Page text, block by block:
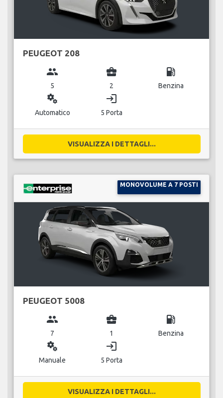
PEUGEOT 208
group
5
business_center
2
local_gas_station
Benzina
miscellaneous_services
Automatico
login
5 Porta
VISUALIZZA I DETTAGLI...
MONOVOLUME A 7 POSTI
PEUGEOT 5008
group
7
business_center
1
local_gas_station
Benzina
miscellaneous_services
Manuale
login
5 Porta
VISUALIZZA I DETTAGLI...